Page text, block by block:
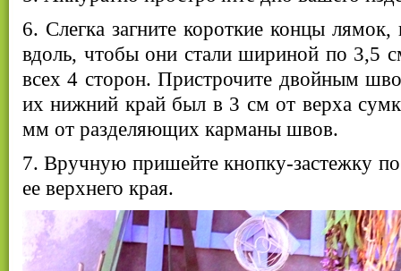
6. Слегка загните короткие концы
вдоль, чтобы они стали шириной по 3,5
всех 4 сторон. Пристрочите двойным
их нижний край был в 3 см от верха
мм от разделяющих карманы швов.
7. Вручную пришейте кнопку-застежку
ее верхнего края.